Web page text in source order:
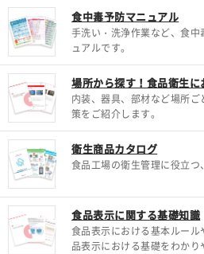
食中毒予防マニュアル
手洗い・洗浄作業など、食
ュアルです。
場所から探す！食品衛生
内装、器具、部材など場所
策をご紹介します。
衛生商品カタログ
食品工場の衛生管理に役立つ
食品表示に関する基礎知識
食品表示における基本ルー
品表示における基礎をわかり